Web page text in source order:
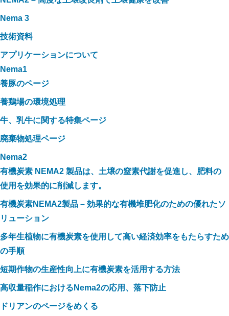
Nema 3
技術資料
アプリケーションについて
Nema1
養豚のページ
養鶏場の環境処理
牛、乳牛に関する特集ページ
廃棄物処理ページ
Nema2
有機炭素 NEMA2 製品は、土壌の窒素代謝を促進し、肥料の
使用を効果的に削減します。
有機炭素NEMA2製品 – 効果的な有機堆肥化のための優れたソ
リューション
多年生植物に有機炭素を使用して高い経済効率をもたらすため
の手順
短期作物の生産性向上に有機炭素を活用する方法
高収量稲作におけるNema2の応用、落下防止
ドリアンのページをめくる